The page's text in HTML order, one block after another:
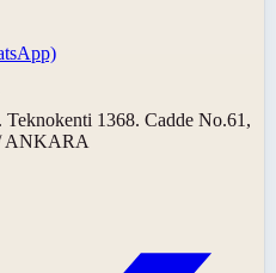
1368. Cadde No.61,
ANKARA